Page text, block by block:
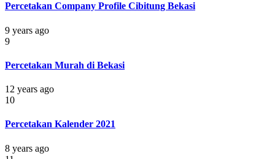
Percetakan Company Profile Cibitung Bekasi
9 years ago
9
Percetakan Murah di Bekasi
12 years ago
10
Percetakan Kalender 2021
8 years ago